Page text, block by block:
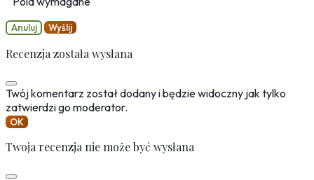
Anuluj Wyślij
Recenzja została wysłana
Twój komentarz został dodany i będzie widoczny jak tylko
zatwierdzi go moderator.
OK
Twoja recenzja nie może być wysłana